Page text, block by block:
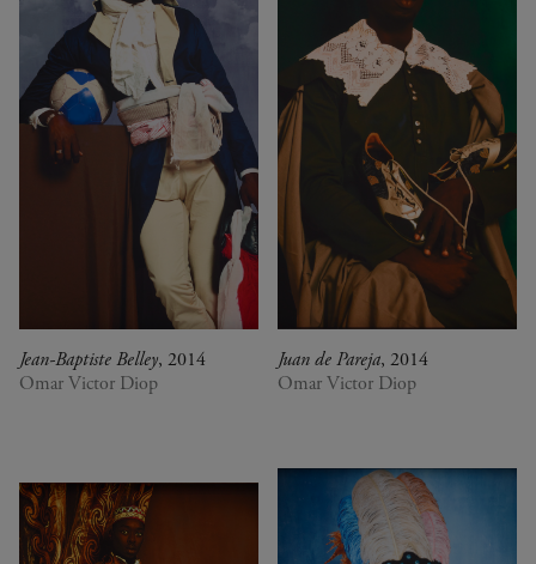
Jean-Baptiste Belley, 2014
Omar Victor Diop
Juan de Pareja, 2014
Omar Victor Diop